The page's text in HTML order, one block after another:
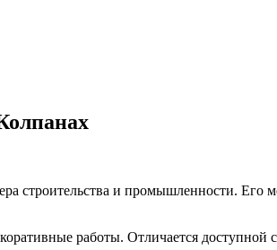
строительства и промышленности. Его
работы. Отличается